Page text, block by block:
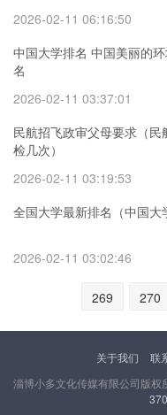
2026-02-11 06:16:50
中国大学排名 中国美丽的
名
2026-02-11 03:37:01
民航招飞政审父母要求（民
检几次）
2026-02-11 03:19:53
全国大学最新排名（中国大
2026-02-11 03:02:46
269 270
关于我们 联
淄博小多文化传媒有限公司版权